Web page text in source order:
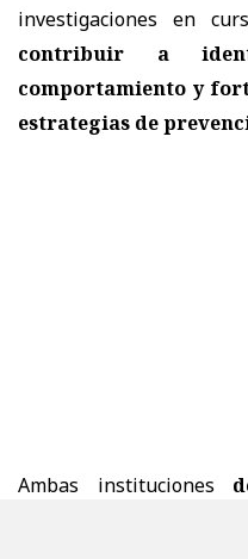
investigaciones en
contribuir a
comportamiento y
estrategias de
Ambas instituciones